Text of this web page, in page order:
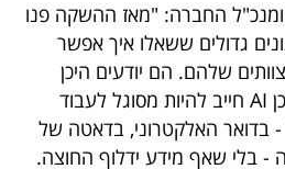
ומנכ"ל החברה: "מאז ההשקה פנו
גדולים ששאלו איך אפשר
שלהם. הם יודעים היכן
נמצא האתגר האמיתי. סוכן AI חייב להיות מסוגל לעבוד
- בדואר האלקטרוני, בדאטה של
- בלי שאף מידע ידלוף החוצה.